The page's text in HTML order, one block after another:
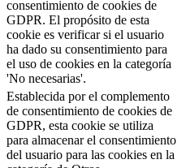
consentimiento de cookies de
GDPR. El propósito de esta
cookie es verificar si el usuario
ha dado su consentimiento para
el uso de cookies en la categoría
'No necesarias'.
Establecida por el complemento
de consentimiento de cookies de
GDPR, esta cookie se utiliza
para almacenar el consentimiento
del usuario para las cookies en la